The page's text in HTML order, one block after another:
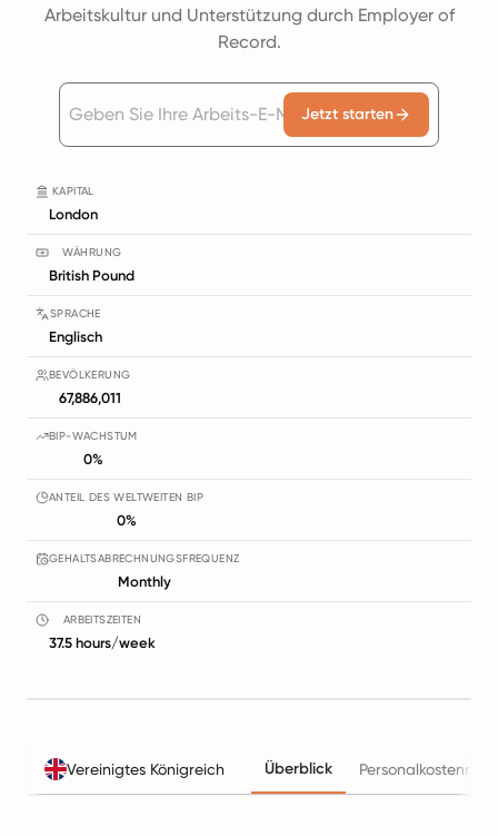
Arbeitskultur und Unterstützung durch Employer of
Record.
Jetzt starten
KAPITAL
London
WÄHRUNG
British Pound
SPRACHE
Englisch
BEVÖLKERUNG
67,886,011
BIP-WACHSTUM
0%
ANTEIL DES WELTWEITEN BIP
0%
GEHALTSABRECHNUNGSFREQUENZ
Monthly
ARBEITSZEITEN
37.5 hours/week
Vereinigtes Königreich Überblick